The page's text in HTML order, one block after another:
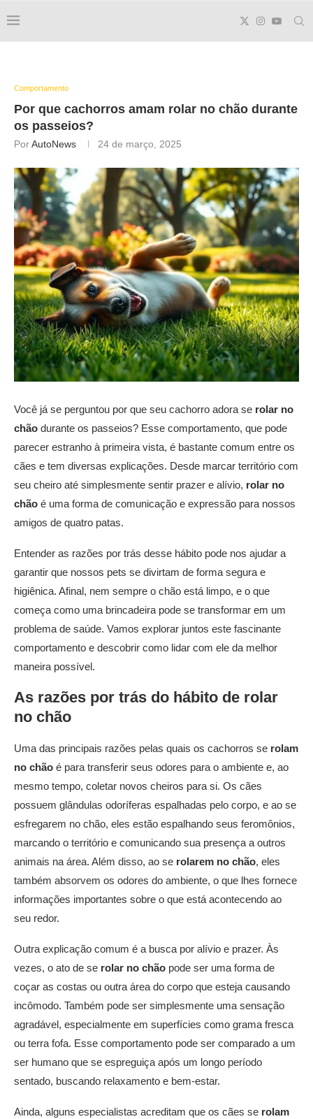
Comportamento
Por que cachorros amam rolar no chão durante
os passeios?
PorAutoNews 24 de março, 2025
Você já se perguntou por que seu cachorro adora se rolar no
chão durante os passeios? Esse comportamento, que pode
parecer estranho à primeira vista, é bastante comum entre os
cães e tem diversas explicações. Desde marcar território com
seu cheiro até simplesmente sentir prazer e alívio, rolar no
chão é uma forma de comunicação e expressão para nossos
amigos de quatro patas.
Entender as razões por trás desse hábito pode nos ajudar a
garantir que nossos pets se divirtam de forma segura e
higiênica. Afinal, nem sempre o chão está limpo, e o que
começa como uma brincadeira pode se transformar em um
problema de saúde. Vamos explorar juntos este fascinante
comportamento e descobrir como lidar com ele da melhor
maneira possível.
As razões por trás do hábito de rolar
no chão
Uma das principais razões pelas quais os cachorros se rolam
no chão é para transferir seus odores para o ambiente e, ao
mesmo tempo, coletar novos cheiros para si. Os cães
possuem glândulas odoríferas espalhadas pelo corpo, e ao se
esfregarem no chão, eles estão espalhando seus feromônios,
marcando o território e comunicando sua presença a outros
animais na área. Além disso, ao se rolarem no chão, eles
também absorvem os odores do ambiente, o que lhes fornece
informações importantes sobre o que está acontecendo ao
seu redor.
Outra explicação comum é a busca por alívio e prazer. Às
vezes, o ato de se rolar no chão pode ser uma forma de
coçar as costas ou outra área do corpo que esteja causando
incômodo. Também pode ser simplesmente uma sensação
agradável, especialmente em superfícies como grama fresca
ou terra fofa. Esse comportamento pode ser comparado a um
ser humano que se espreguiça após um longo período
sentado, buscando relaxamento e bem-estar.
Ainda, alguns especialistas acreditam que os cães se rolam